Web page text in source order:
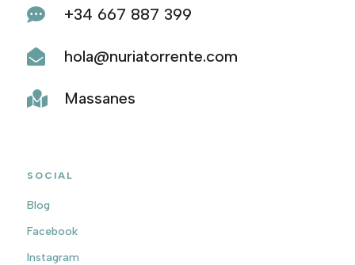
 +34 667 887 399
 hola@nuriatorrente.com
 Massanes
SOCIAL
Blog
Facebook
Instagram